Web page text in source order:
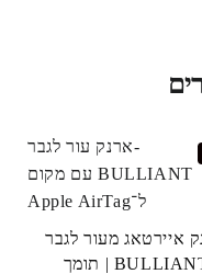
איירטאג מעור לגבר
BULLIANT | תומך